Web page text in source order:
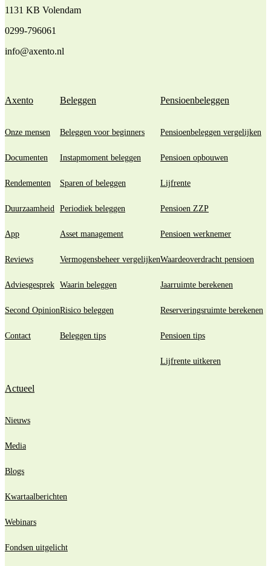
1131 KB Volendam
0299-796061
info@axento.nl
Axento
Onze mensen
Documenten
Rendementen
Duurzaamheid
App
Reviews
Adviesgesprek
Second Opinion
Contact
Beleggen
Beleggen voor beginners
Instapmoment beleggen
Sparen of beleggen
Periodiek beleggen
Asset management
Vermogensbeheer vergelijken
Waarin beleggen
Risico beleggen
Beleggen tips
Pensioenbeleggen
Pensioenbeleggen vergelijken
Pensioen opbouwen
Lijfrente
Pensioen ZZP
Pensioen werknemer
Waardeoverdracht pensioen
Jaarruimte berekenen
Reserveringsruimte berekenen
Pensioen tips
Lijfrente uitkeren
Actueel
Nieuws
Media
Blogs
Kwartaalberichten
Webinars
Fondsen uitgelicht